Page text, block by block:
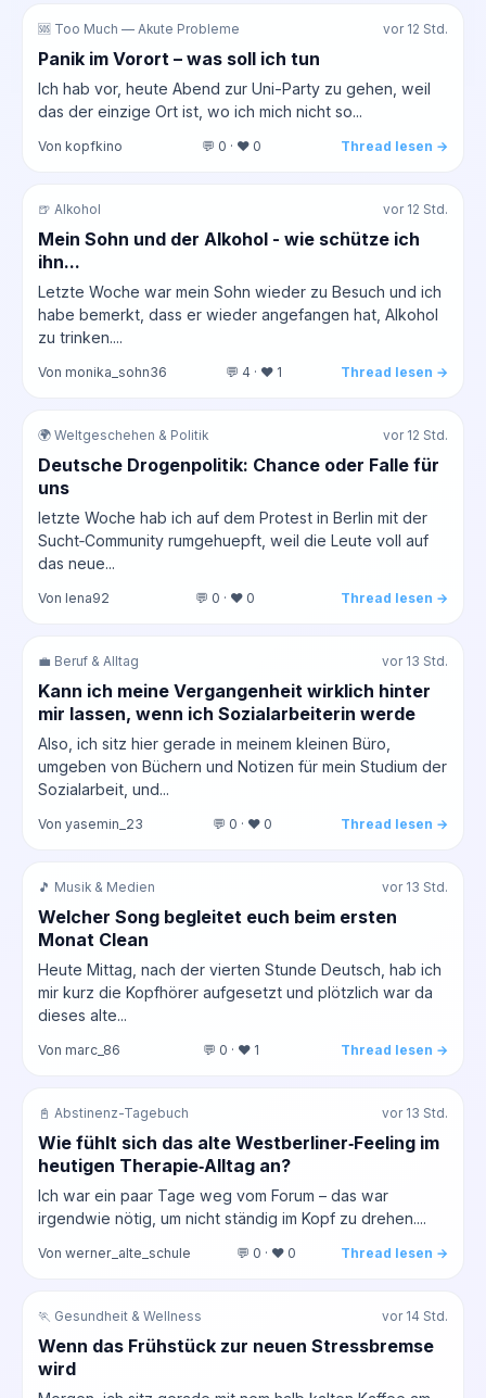
🆘 Too Much — Akute Probleme vor 12 Std.
Panik im Vorort – was soll ich tun
Ich hab vor, heute Abend zur Uni-Party zu gehen, weil
das der einzige Ort ist, wo ich mich nicht so...
Von kopfkino 💬 0 · ❤️ 0 Thread lesen →
🍺 Alkohol vor 12 Std.
Mein Sohn und der Alkohol - wie schütze ich
ihn...
Letzte Woche war mein Sohn wieder zu Besuch und ich
habe bemerkt, dass er wieder angefangen hat, Alkohol
zu trinken....
Von monika_sohn36 💬 4 · ❤️ 1 Thread lesen →
🌍 Weltgeschehen & Politik vor 12 Std.
Deutsche Drogenpolitik: Chance oder Falle für
uns
letzte Woche hab ich auf dem Protest in Berlin mit der
Sucht‑Community rumgehuepft, weil die Leute voll auf
das neue...
Von lena92 💬 0 · ❤️ 0 Thread lesen →
💼 Beruf & Alltag vor 13 Std.
Kann ich meine Vergangenheit wirklich hinter
mir lassen, wenn ich Sozialarbeiterin werde
Also, ich sitz hier gerade in meinem kleinen Büro,
umgeben von Büchern und Notizen für mein Studium der
Sozialarbeit, und...
Von yasemin_23 💬 0 · ❤️ 0 Thread lesen →
🎵 Musik & Medien vor 13 Std.
Welcher Song begleitet euch beim ersten
Monat Clean
Heute Mittag, nach der vierten Stunde Deutsch, hab ich
mir kurz die Kopfhörer aufgesetzt und plötzlich war da
dieses alte...
Von marc_86 💬 0 · ❤️ 1 Thread lesen →
📓 Abstinenz-Tagebuch vor 13 Std.
Wie fühlt sich das alte Westberliner‑Feeling im
heutigen Therapie‑Alltag an?
Ich war ein paar Tage weg vom Forum – das war
irgendwie nötig, um nicht ständig im Kopf zu drehen....
Von werner_alte_schule 💬 0 · ❤️ 0 Thread lesen →
🏃 Gesundheit & Wellness vor 14 Std.
Wenn das Frühstück zur neuen Stressbremse
wird